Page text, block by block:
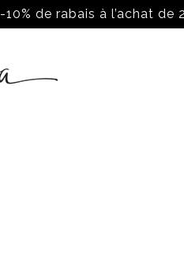
-10% de rabais à l’achat